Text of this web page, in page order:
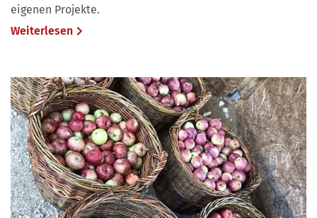
eigenen Projekte.
Weiterlesen